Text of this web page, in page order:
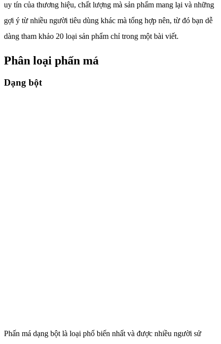
uy tín của thương hiệu, chất lượng mà sản phẩm mang lại và những
gợi ý từ nhiều người tiêu dùng khác mà tổng hợp nên, từ đó bạn dễ
dàng tham khảo 20 loại sản phẩm chỉ trong một bài viết.
Phân loại phấn má
Dạng bột
Phấn má dạng bột là loại phổ biến nhất và được nhiều người sử